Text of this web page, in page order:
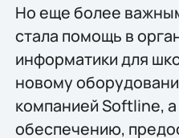
Но еще более
стала помощь в
информатики для
новому
компанией Softline,
обеспечению,